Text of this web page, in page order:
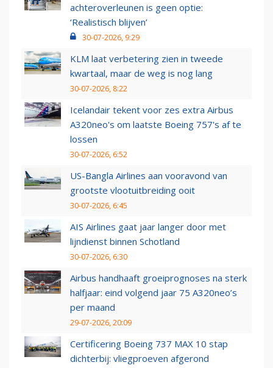
achteroverleunen is geen optie:
‘Realistisch blijven’
30-07-2026, 9:29
KLM laat verbetering zien in tweede
kwartaal, maar de weg is nog lang
30-07-2026, 8:22
Icelandair tekent voor zes extra Airbus
A320neo's om laatste Boeing 757's af te
lossen
30-07-2026, 6:52
US-Bangla Airlines aan vooravond van
grootste vlootuitbreiding ooit
30-07-2026, 6:45
AIS Airlines gaat jaar langer door met
lijndienst binnen Schotland
30-07-2026, 6:30
Airbus handhaaft groeiprognoses na sterk
halfjaar: eind volgend jaar 75 A320neo’s
per maand
29-07-2026, 20:09
Certificering Boeing 737 MAX 10 stap
dichterbij: vliegproeven afgerond